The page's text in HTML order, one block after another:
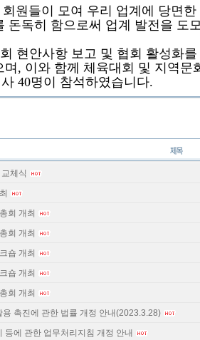
원들이 모여 우리 업계에 당면
돈독히 함으로써 업계 발전을 도
현안사항 보고 및 협회 활성화
며 , 이와 함께 체육대회 및 지역문
40명이 참석하였습니다.
체식
회 개최
회 개최
숍 개최
숍 개최
회 개최
용 촉진에 관한 법률 개정 안내(2023.3.28)
등에 관한 업무처리지침 개정 안내